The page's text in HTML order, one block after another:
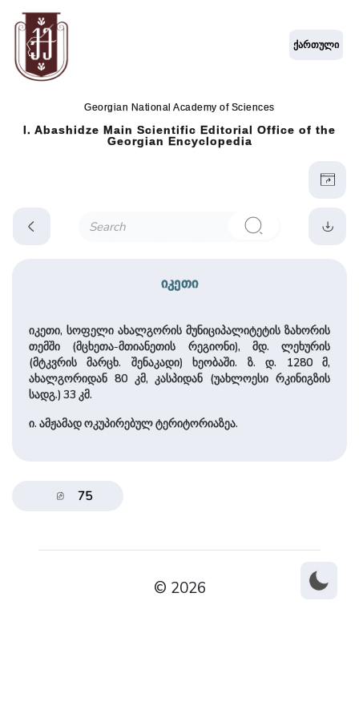
Georgian National Academy of Sciences
I. Abashidze Main Scientific Editorial Office of the
Georgian Encyclopedia
ქართული
იკეთი
იკეთი, სოფელი ახალგორის მუნი­ცი­პა­ლი­ტე­ტის ზახორის
თემში (მცხეთა-მთიანეთის რეგიონი), მდ. ლეხურის
(მტკვრის ­მარცხ. შენაკადი) ხეობაში. ზ. დ. 1280 მ,
ახალგორიდან 80 კმ, კასპიდან (უახლოესი რკინიგზის
სადგ.) 33 კმ.
ი. ამჟამად ოკუპირებულ ტერიტორიაზეა.
75
© 2026